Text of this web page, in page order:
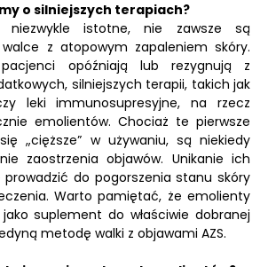
o silniejszych terapiach?
niezwykle istotne, nie zawsze są
z atopowym zapaleniem skóry.
opóźniają lub rezygnują z
silniejszych terapii, takich jak
leki immunosupresyjne, na rzecz
emolientów. Chociaż te pierwsze
„cięższe” w używaniu, są niekiedy
zaostrzenia objawów. Unikanie ich
do pogorszenia stanu skóry
Warto pamiętać, że emolienty
suplement do właściwie dobranej
metodę walki z objawami AZS.